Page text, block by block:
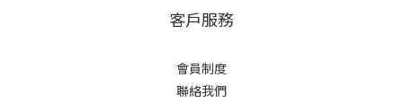
客戶服務
會員制度
聯絡我們